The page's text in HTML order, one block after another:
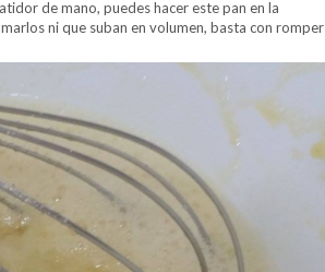
de mano, puedes hacer este pan en la
ni que suban en volumen, basta con romper